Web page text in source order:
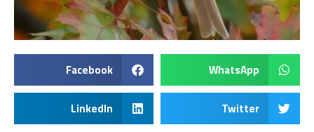
WhatsApp
Facebook
Twitter
LinkedIn